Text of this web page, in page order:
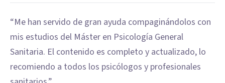
“Me han servido de gran ayuda compaginándolos con
mis estudios del Máster en Psicología General
Sanitaria. El contenido es completo y actualizado, lo
recomiendo a todos los psicólogos y profesionales